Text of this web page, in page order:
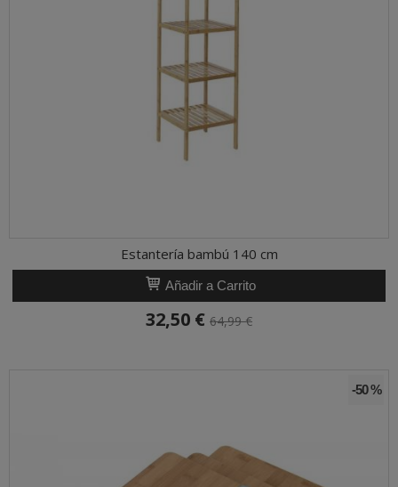
Estantería bambú 140 cm
Añadir a Carrito
32,50 € 64,99 €
-50 %